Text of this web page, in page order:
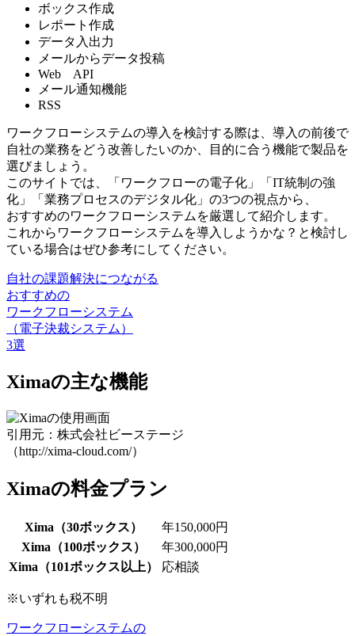
ボックス作成
レポート作成
データ入出力
メールからデータ投稿
Web API
メール通知機能
RSS
ワークフローシステムの導入を検討する際は、導入の前後で
自社の業務をどう改善したいのか、目的に合う機能で製品を
選びましょう。
このサイトでは、「ワークフローの電子化」「IT統制の強
化」「業務プロセスのデジタル化」の3つの視点から、
おすすめのワークフローシステムを厳選して紹介します。
これから ワークフローシステムを導入しようかな？と検討し
ている場合はぜひ参考にしてください。
自社の課題解決につながる
おすすめの
ワークフローシステム
（電子決裁システム）
3選
Ximaの主な機能
引用元：株式会社ビーステージ
（http://xima-cloud.com/）
Ximaの料金プラン
Xima（30ボックス）
年150,000円
Xima（100ボックス）
年300,000円
Xima（101ボックス以上）
応相談
※いずれも税不明
ワークフローシステムの